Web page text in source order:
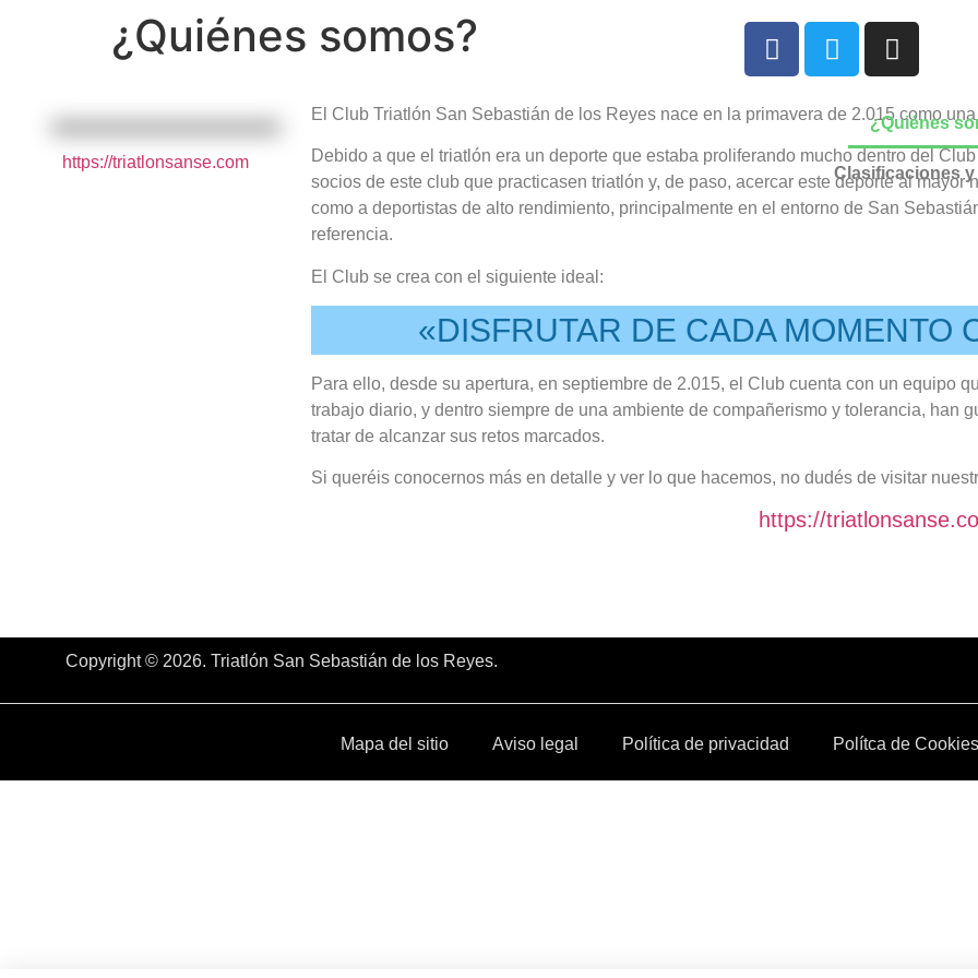
¿Quiénes
Clasificaciones
¿Quiénes somos?
https://triatlonsanse.com
El Club Triatlón San Sebastián de los Reyes nace en la primavera de 2.015 como
Debido a que el triatlón era un deporte que estaba proliferando mucho dentro del
socios de este club que practicasen triatlón y, de paso, acercar este deporte al
como a deportistas de alto rendimiento, principalmente en el entorno de San
referencia.
El Club se crea con el siguiente ideal:
«DISFRUTAR DE CADA MOMENTO
Para ello, desde su apertura, en septiembre de 2.015, el Club cuenta con un equipo
trabajo diario, y dentro siempre de una ambiente de compañerismo y tolerancia, han
tratar de alcanzar sus retos marcados.
Si queréis conocernos más en detalle y ver lo que hacemos, no dudés de visitar
https://
Copyright © 2026. Triatlón San Sebastián de los Reyes.
Mapa del sitio Aviso legal Política de privacidad Polítca de Cookies